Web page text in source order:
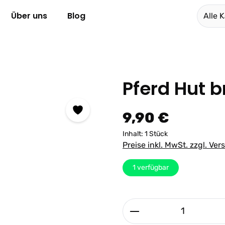
Über uns Blog Alle
Pferd Hut
Regulärer Preis:
9,90 €
Inhalt: 1 Stück
Preise inkl. MwSt. zzgl.
1 verfügbar
Produkt Anzahl: